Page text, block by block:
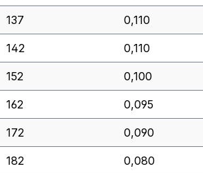
137 0,110
142 0,110
152 0,100
162 0,095
172 0,090
182 0,080